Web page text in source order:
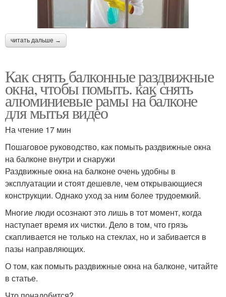
читать дальше →
Как снять балконные раздвижные
окна, чтобы помыть. как снять
алюминиевые рамы на балконе
для мытья видео
На чтение 17 мин
Пошаговое руководство, как помыть раздвижные окна
на балконе внутри и снаружи
Раздвижные окна на балконе очень удобны в
эксплуатации и стоят дешевле, чем открывающиеся
конструкции. Однако уход за ним более трудоемкий.
Многие люди осознают это лишь в тот момент, когда
наступает время их чистки. Дело в том, что грязь
скапливается не только на стеклах, но и забивается в
пазы направляющих.
О том, как помыть раздвижные окна на балконе, читайте
в статье.